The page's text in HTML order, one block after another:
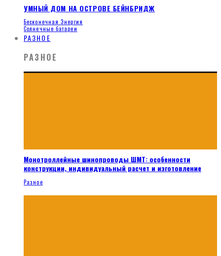
УМНЫЙ ДОМ НА ОСТРОВЕ БЕЙНБРИДЖ
Бесконечная Энергия
Солнечные батареи
РАЗНОЕ
РАЗНОЕ
Монотроллейные шинопроводы ШМТ: особенности
конструкции, индивидуальный расчет и изготовление
Разное